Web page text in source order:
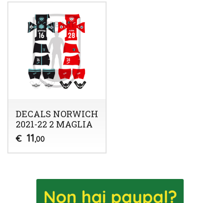
DECALS NORWICH
2021-22 2 MAGLIA
€ 11,00